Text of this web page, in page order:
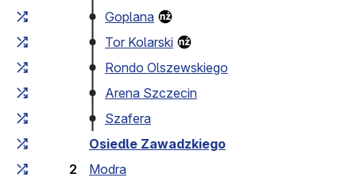
Goplana
Tor Kolarski
Rondo Olszewskiego
Arena Szczecin
Szafera
Osiedle Zawadzkiego
2
Modra